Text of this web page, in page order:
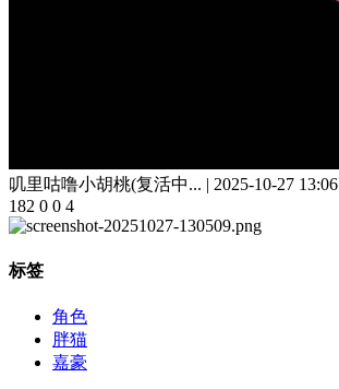
叽里咕噜小胡桃(复活中... | 2025-10-27 13:06
182 0 0 4
标签
角色
胖猫
嘉豪